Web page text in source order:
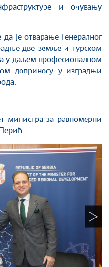
и очувању
је отварање Генералног
две земље и турском
у даљем професионалном
доприносу у изградњи
министра за равномерни